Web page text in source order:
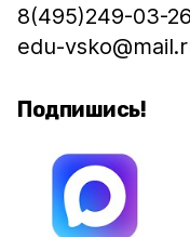
8(495)249-03-
edu-
Подпишись!